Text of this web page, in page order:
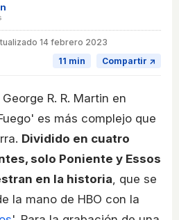
14 febrero 2023
11 min
Compartir ↗
R. R. Martin en
es más complejo que
Dividido en cuatro
solo Poniente y Essos
en la historia , que se
la mano de HBO con la